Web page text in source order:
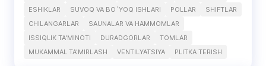
ESHIKLAR
SUVOQ VA BO`YOQ ISHLARI POLLAR
SHIFTLAR
CHILANGARLAR
SAUNALAR VA HAMMOMLAR
ISSIQLIK TA'MINOTI
DURADGORLAR
TOMLAR
MUKAMMAL TA'MIRLASH
VENTILYATSIYA PLITKA TERISH